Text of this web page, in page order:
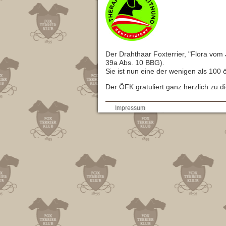
Der Drahthaar Foxterrier, "Flora
39a Abs. 10 BBG).
Sie ist nun eine der wenigen als 100
Der ÖFK gratuliert ganz herzlich zu
AGB
Impressum